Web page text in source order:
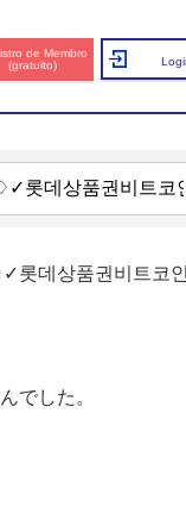
de Membro
(gratuito)
롯데상품권비트코
でした。